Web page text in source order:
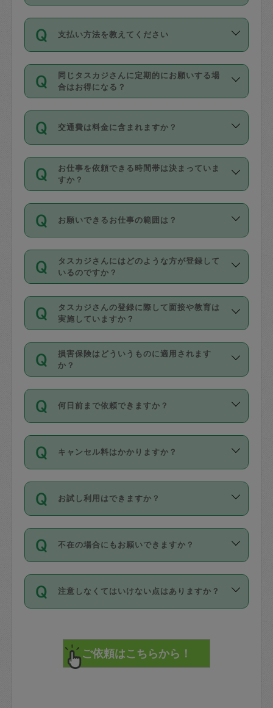
利用ください。機能をご利用いただくに
の上事前申請することが必要です。な
お、3時間を下回っても、値引き等はござ
いません。
11種類の価格帯の中からタスカジさん自
身が価格を選んで設定しています。
タスカジさんの価格設定には最初は制限
があり、レビュー件数、レビューの平均
値、などで除々に設定可能な最高額が上
がっていく仕組みになっています。
支払い方法を教えてください
お支払方法はクレジットカード（Visa／
Master／JCB／AMERICAN EXPRESS／
Diners Club）のみとなります。
を行う際にご入力ください。プロフィー
ル登録時にはご入力いただかなくても大
丈夫です。
デビットカード・プリペイドカード（Vプ
リカ、au WALLETなど）は支払にはご利
銀行振込や現金払いも対応していませ
なお、タスカジさんの交通費も、依頼料
金のご請求と合わせてお支払いとなりま
動計算で表示されます。
同じタスカジさんに定期的にお願いする場
合はお得になる？
依頼には「スポット」と「定期（毎週｜
隔週）」があり、「定期」の依頼は「ス
ポット」よりお得な料金でご利用できま
す。
定期の最低利用回数は設けていない代わ
りに、一定数を超えたキャンセルは有償
（例：毎週定期の場合は３回以上のキャ
ンセルが有償（1200円、隔週定期の場合
は２回以上のキャンセルが有償（1200
交通費は料金に含まれますか？
交通費は依頼料金とは別途発生し、依頼
料金のご請求と合わせてお支払いとなり
ます。交通費の金額は「依頼の詳細」に
お仕事を依頼できる時間帯は決まっていま
すか？
時間帯は3種類あります。いずれも１回あ
たり３時間です。
・ＡＭ ９時～１２時
・ＰＭ １３時～１６時
・夜 １８時～２１時
開始時間を２時間前後変更することが可
能です。依頼送信後、個別にタスカジさ
んにメッセージを送り調整してくださ
い。ただし、２時間を越えての調整はで
時間も被らない場合、損害保険の対象外
お願いできるお仕事の範囲は？
掃除、整理収納、洗濯、買い物、料理、
作り置きです。タスカジさんによってで
きる仕事の範囲が異なりますので、依頼
する前にタスカジさんのプロフィールで
確認してください。
基本的に、高所での作業や危険作業、屋
外での作業は対象外です。
タスカジさんにはどのような方が登録して
いるのですか？
主婦として長年の家事経験をお持ちの
方、栄養士・調理師といった資格者で保
育園や学校の給食やレストランで料理関
係の専門職に従事されていた方、日本で
すでにハウスキーパーや英語の先生とし
てお仕事をしているフィリピン出身の
社員など様々なバックグラウンドの方が
登録しています。
日本語も話せる方など様々です。
ールに記載していますので、各自の得意
を依頼してください。
タスカジさんの登録に際して面接や教育は
実施していますか？
応募の際に、各自事務局との面接と説明
を行っています。その後、身分証明書の
写真提出をしていただいています。外国
確認しています。タスカジさんトレーニ
ング動画を使ったセルフトレーニングの
現場トライアルを受け、合格したタスカ
ジさんが活動されています。
※テストセンターの講評は１件目のレビュ
参考
【詳細】タスカジさんの登録に際
損害保険はどういうものに適用されます
か？
依頼者とタスカジさんとの間でタスカジ
を通して成立した作業時間内での作業に
適用されます。作業範囲は、掃除、洗
です。作業中に物を壊したり、人にけが
をさせたりした場合が対象で、補償金額
す。
写真を撮り、
詳細FAQ：
損害賠償保険について教えて
何日前まで依頼できますか？
ご依頼は、現在を起点に3日後（72時間
以降）の日時から受付可能となっていま
す。
タスカジさんへ「募集」をかけることが
可能です。
キャンセル料はかかりますか？
キャンセル料には、以下の2種類がありま
す。
1. 直前キャンセル（定期、スポット契約
共通）
72時間を超える※と、以下のキャンセル
料が発生します。
直前キャンセル料：
72時間前〜24時間前＝依頼料金の50%
お試し利用はできますか？
「お試し利用」というメニューはありま
せんが、「一回のみ」依頼を活用するこ
とによって、気に入ったタスカジさんを
まず、条件の合う気になるタスカジさ
みてください。
その後、一番気に入ったタスカジさんに
不在の場合にもお願いできますか？
不在の場合の作業はタスカジさんの同意
が必要です。数回の依頼ののち、タスカ
ジさんと依頼者の間で十分な信頼関係が
てください。
不在時に部屋に入るためにタスカジさん
注意しなくてはいけない点はありますか？
で、必ず鍵のかかるロッカーや金庫に入
れて依頼者の責任の元管理するよう心掛
けてください。